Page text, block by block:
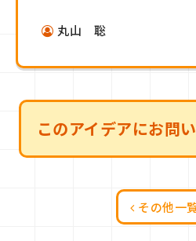
丸山 聡
このアイデアにお問
その他一